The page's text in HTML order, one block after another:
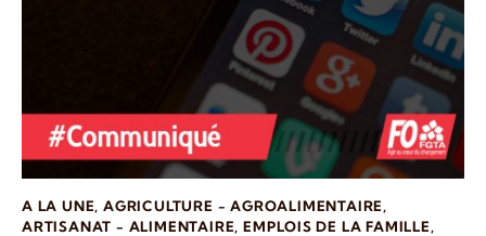
A LA UNE,AGRICULTURE - AGROALIMENTAIRE,
ARTISANAT - ALIMENTAIRE,EMPLOIS DE LA FAMILLE,